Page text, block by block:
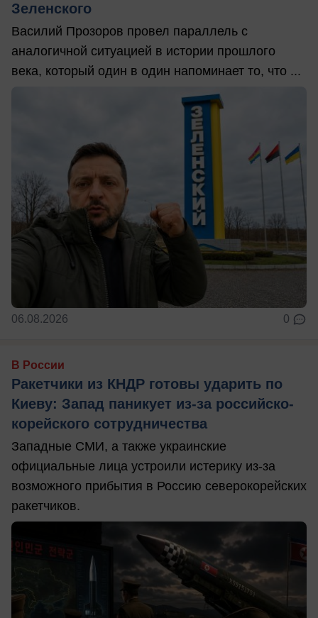
Зеленского
Василий Прозоров провел параллель с
аналогичной ситуацией в истории прошлого
века, который один в один напоминает то, что ...
06.08.2026 0
В России
Ракетчики из КНДР готовы ударить по
Киеву: Запад паникует из-за российско-
корейского сотрудничества
Западные СМИ, а также украинские
официальные лица устроили истерику из-за
возможного прибытия в Россию северокорейских
ракетчиков.